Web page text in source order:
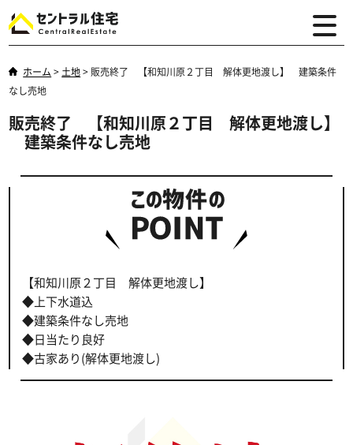
ホーム > 土地> 販売終了 【和知川原２丁目 解体更地渡し】 建築条件
なし売地
販売終了 【和知川原２丁目 解体更地渡し】
建築条件なし売地
【和知川原２丁目 解体更地渡し】
◆上下水道込
◆建築条件なし売地
◆日当たり良好
◆古家あり(解体更地渡し)